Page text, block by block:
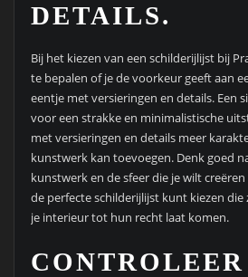
DETAILS.
Bij het kiezen van een schilderijlijst bij
te bepalen of je de voorkeur geeft aan
eentje met versieringen en details. Een
voor een strakke en minimalistische
met versieringen en details meer
kunstwerk kan toevoegen. Denk goed
kunstwerk en de sfeer die je wilt
de perfecte schilderijlijst kunt kiezen
je interieur tot hun recht laat komen.